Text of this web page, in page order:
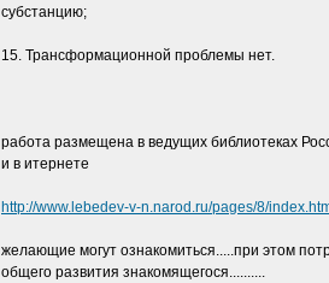
субстанцию;
15. Трансформационной проблемы нет.
работа размещена в ведущих библиотеках
и в итернете
http://www.lebedev-v-n.narod.ru/pages/8/
желающие могут ознакомиться.....при этом
общего развития знакомящегося..........